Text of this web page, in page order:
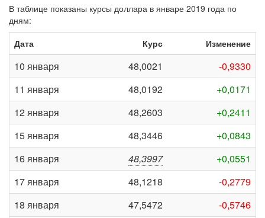
В таблице показаны курсы доллара в январе 2019 года по
дням:
Дата
Курс Изменение
10 января 48,0021
-0,9330
11 января
48,0192
+0,0171
12 января
48,2603
+0,2411
15 января
48,3446
+0,0843
16 января
48,3997
+0,0551
17 января
48,1218
-0,2779
18 января
47,5472
-0,5746